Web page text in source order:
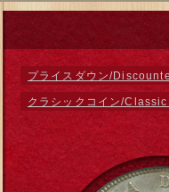
プライスダウン/
クラシックコイン/